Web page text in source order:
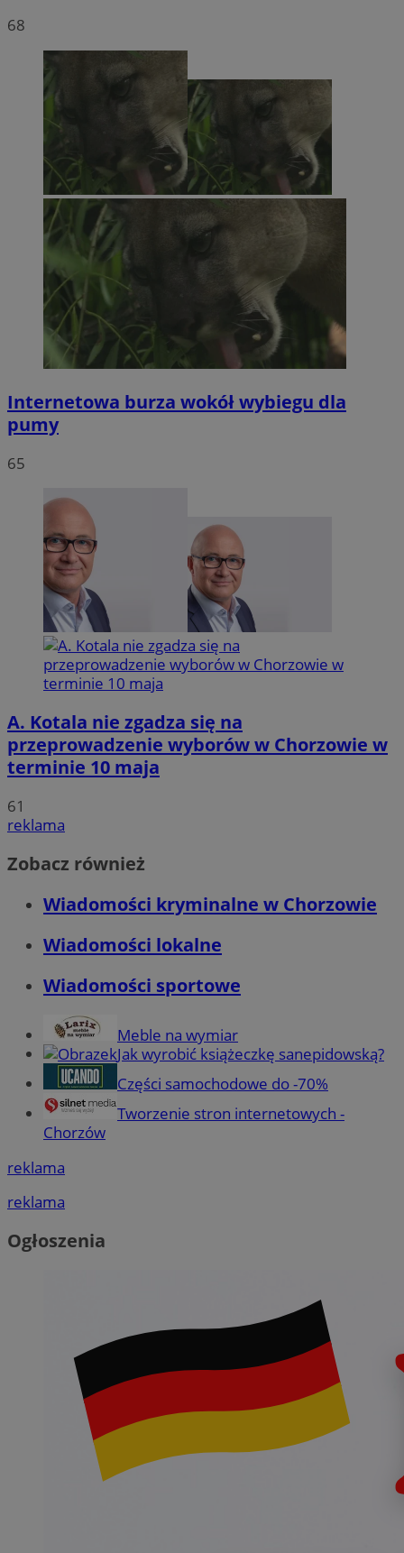
68
Internetowa burza wokół wybiegu dla
pumy
65
A. Kotala nie zgadza się na
przeprowadzenie wyborów w Chorzowie w
terminie 10 maja
61
reklama
Zobacz również
Wiadomości kryminalne w Chorzowie
Wiadomości lokalne
Wiadomości sportowe
Meble na wymiar
Jak wyrobić książeczkę sanepidowską?
Części samochodowe do -70%
Tworzenie stron internetowych -
Chorzów
reklama
reklama
Ogłoszenia